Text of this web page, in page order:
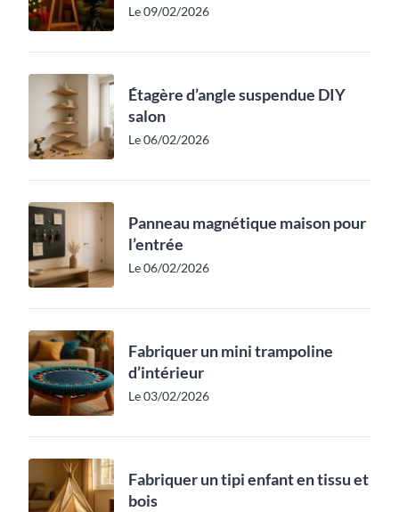
Le 09/02/2026
Étagère d’angle suspendue DIY
salon
Le 06/02/2026
Panneau magnétique maison pour
l’entrée
Le 06/02/2026
Fabriquer un mini trampoline
d’intérieur
Le 03/02/2026
Fabriquer un tipi enfant en tissu et
bois